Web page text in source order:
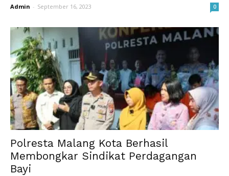
Admin - September 16, 2023 0
Polresta Malang Kota Berhasil
Membongkar Sindikat Perdagangan
Bayi